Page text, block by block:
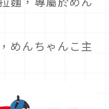
めんちゃんこ主